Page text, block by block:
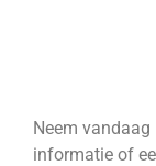
Neem
informatie of